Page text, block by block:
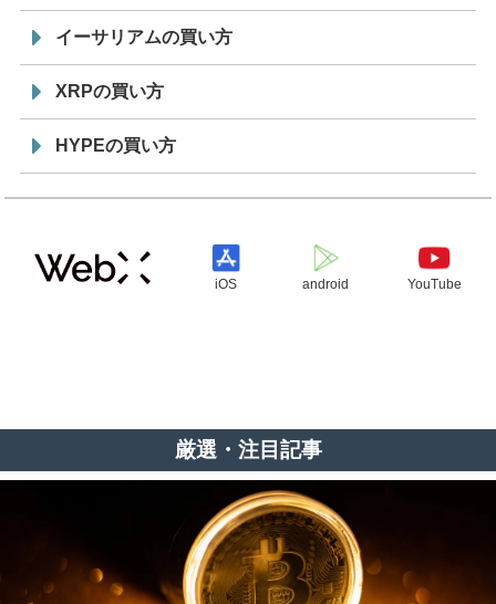
イーサリアムの買い方
XRPの買い方
HYPEの買い方
iOS android YouTube
厳選・注目記事